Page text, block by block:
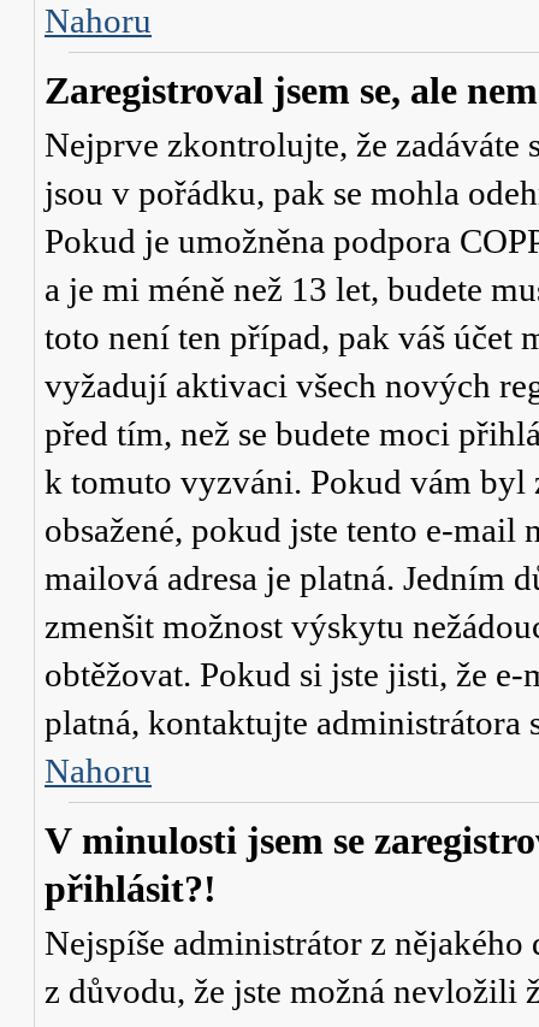
Nahoru
Zaregistroval jsem se, ale
Nejprve zkontrolujte, že zadáváte
jsou v pořádku, pak se mohla
Pokud je umožněna podpora
a je mi méně než 13 let, budete
toto není ten případ, pak váš účet
vyžadují aktivaci všech nových
před tím, než se budete moci
k tomuto vyzváni. Pokud vám byl
obsažené, pokud jste tento e-mail
mailová adresa je platná. Jedním
zmenšit možnost výskytu
obtěžovat. Pokud si jste jisti, že
platná, kontaktujte administrátora
Nahoru
V minulosti jsem se
přihlásit?!
Nejspíše administrátor z
z důvodu, že jste možná nevložili